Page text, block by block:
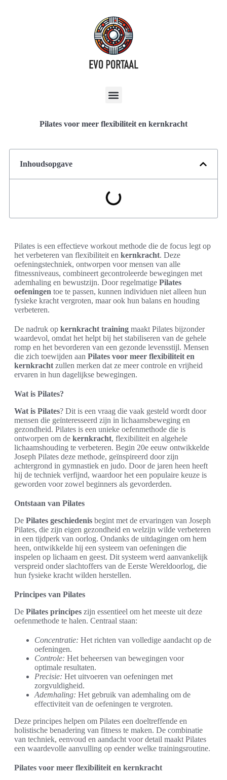
Pilates voor meer flexibiliteit en kernkracht
Inhoudsopgave
Pilates is een effectieve workout methode die de focus legt op
het verbeteren van flexibiliteit en kernkracht. Deze
oefeningstechniek, ontworpen voor mensen van alle
fitnessniveaus, combineert gecontroleerde bewegingen met
ademhaling en bewustzijn. Door regelmatige Pilates
oefeningen toe te passen, kunnen individuen niet alleen hun
fysieke kracht vergroten, maar ook hun balans en houding
verbeteren.
De nadruk op kernkracht training maakt Pilates bijzonder
waardevol, omdat het helpt bij het stabiliseren van de gehele
romp en het bevorderen van een gezonde levensstijl. Mensen
die zich toewijden aan Pilates voor meer flexibiliteit en
kernkracht zullen merken dat ze meer controle en vrijheid
ervaren in hun dagelijkse bewegingen.
Wat is Pilates?
Wat is Pilates? Dit is een vraag die vaak gesteld wordt door
mensen die geïnteresseerd zijn in lichaamsbeweging en
gezondheid. Pilates is een unieke oefenmethode die is
ontworpen om de kernkracht, flexibiliteit en algehele
lichaamshouding te verbeteren. Begin 20e eeuw ontwikkelde
Joseph Pilates deze methode, geïnspireerd door zijn
achtergrond in gymnastiek en judo. Door de jaren heen heeft
hij de techniek verfijnd, waardoor het een populaire keuze is
geworden voor zowel beginners als gevorderden.
Ontstaan van Pilates
De Pilates geschiedenis begint met de ervaringen van Joseph
Pilates, die zijn eigen gezondheid en welzijn wilde verbeteren
in een tijdperk van oorlog. Ondanks de uitdagingen om hem
heen, ontwikkelde hij een systeem van oefeningen die
inspelen op lichaam en geest. Dit systeem werd aanvankelijk
verspreid onder slachtoffers van de Eerste Wereldoorlog, die
hun fysieke kracht wilden herstellen.
Principes van Pilates
De Pilates principes zijn essentieel om het meeste uit deze
oefenmethode te halen. Centraal staan:
Concentratie: Het richten van volledige aandacht op de
oefeningen.
Controle: Het beheersen van bewegingen voor
optimale resultaten.
Precisie: Het uitvoeren van oefeningen met
zorgvuldigheid.
Ademhaling: Het gebruik van ademhaling om de
effectiviteit van de oefeningen te vergroten.
Deze principes helpen om Pilates een doeltreffende en
holistische benadering van fitness te maken. De combinatie
van techniek, eenvoud en aandacht voor detail maakt Pilates
een waardevolle aanvulling op eender welke trainingsroutine.
Pilates voor meer flexibiliteit en kernkracht